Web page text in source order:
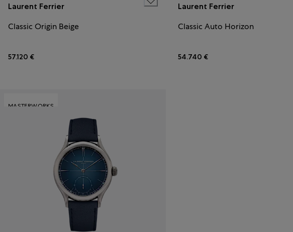
Laurent Ferrier
Classic Origin Beige
57.120 €
Laurent Ferrier
Classic Auto Horizon
54.740 €
MASTERWORKS